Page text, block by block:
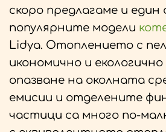
скоро предлагаме и един
популярните модели
Lidya. Отоплението с
икономично и
опазване на околната
емисии и отделените
частици са много по-